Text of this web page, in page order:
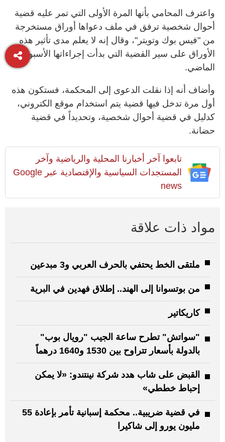
واعترف المحامي بأنها المرة الأولى التي تمر عليه قضية
أحوال شخصية ترفق في ملف دعواها أوراق مستخرجة
من "فيس بوك وتويتر"، وقال إنه لا يعلم مدى تأثير هذه
الأوراق على سير القضية التي بدأت إجراءاتها الأسبوع
الماضي.
وأضاف أنه إذا نقلت الدعوى إلى المحكمة، فستكون هذه
أول مرة تدخل فيها قضية يتم استخدام موقع الكتروني،
كدليل في قضية أحوال شخصية، وتحديداً في قضية
حضانة.
تابعوا آخر أخبارنا المحلية والرياضية وآخر
المستجدات السياسية والإقتصادية عبر Google
news
مواد ذات علاقة
ملتقى الخط يحتفي بالحرف العربي و3 مبدعين
من بوتسوانا إلى الهند.. إطلاق فهدين في البرية
كاريكاتير
"سواتش" تطرح ساعة الجيب "رويال بوب"
بالدولة بأسعار تتراوح بين 1530 و1640 درهماً
القبض على شاب هدد شركة نينتندو: «لا يمكن
إحباط خططي»
في قضية ضريبية.. محكمة إسبانية تأمر بإعادة 55
مليون يورو إلى شاكيرا